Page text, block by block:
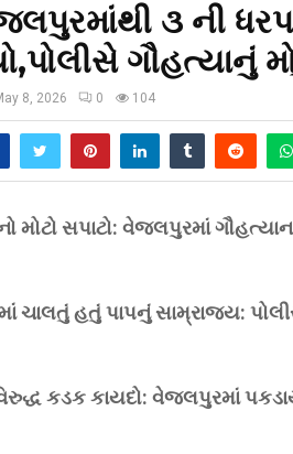
૩ ની
ગૌહત્યાનું
8, 2026 0 104
મોટો સપાટો: વેજલપુરમાં
ચાલતું હતું પાપનું સામ્રાજ્ય:
કડક કાયદો: વેજલપુરમાં